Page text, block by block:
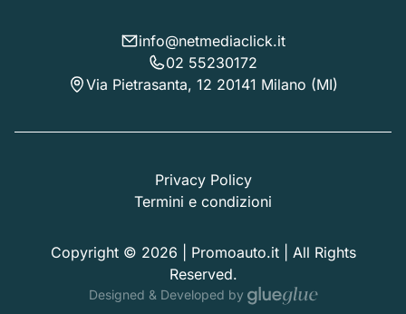
info@netmediaclick.it
02 55230172
Via Pietrasanta, 12 20141 Milano (MI)
Privacy Policy
Termini e condizioni
Copyright © 2026 | Promoauto.it | All Rights
Reserved.
Designed & Developed by